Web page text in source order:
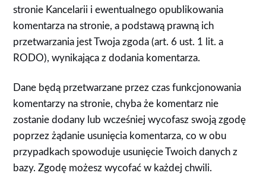
stronie Kancelarii i ewentualnego opublikowania
komentarza na stronie, a podstawą prawną ich
przetwarzania jest Twoja zgoda (art. 6 ust. 1 lit. a
RODO), wynikająca z dodania komentarza.
Dane będą przetwarzane przez czas funkcjonowania
komentarzy na stronie, chyba że komentarz nie
zostanie dodany lub wcześniej wycofasz swoją zgodę
poprzez żądanie usunięcia komentarza, co w obu
przypadkach spowoduje usunięcie Twoich danych z
bazy. Zgodę możesz wycofać w każdej chwili.